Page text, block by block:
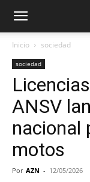
Inicio sociedad
sociedad
ANSV
nacional
motos
Por AZN - 12/05/2026